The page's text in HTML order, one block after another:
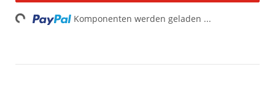
Komponenten werden geladen ...